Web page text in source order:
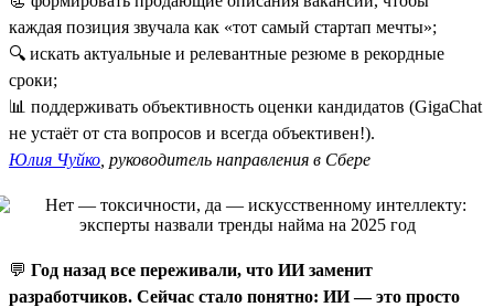
каждая позиция звучала как «тот самый стартап мечты»;
🔍 искать актуальные и релевантные резюме в рекордные
сроки;
📊 поддерживать объективность оценки кандидатов (GigaChat
не устаёт от ста вопросов и всегда объективен!).
Юлия Чуйко , руководитель направления в Сбере
💬 Год назад все переживали, что ИИ заменит
разработчиков. Сейчас стало понятно: ИИ — это просто